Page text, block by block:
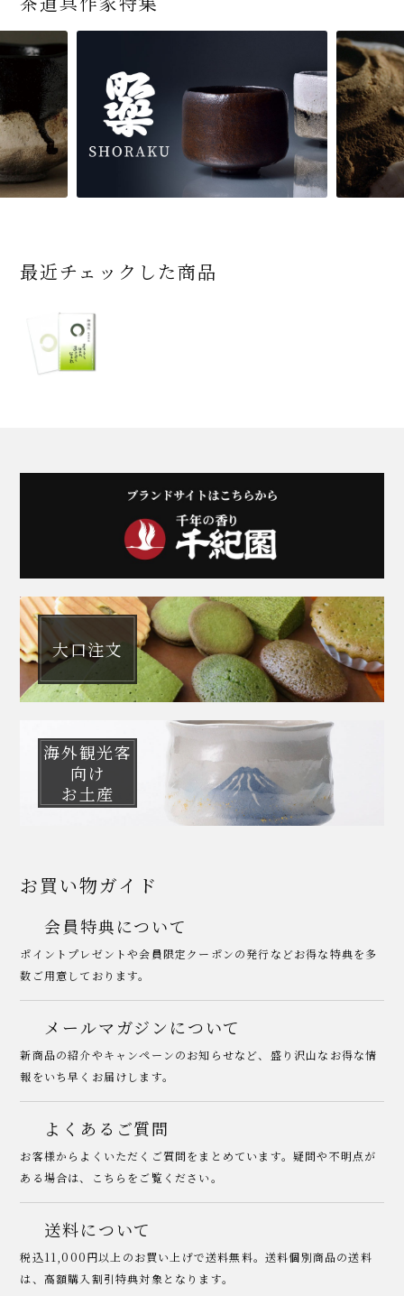
最近チェックした商品
大口注文
海外観光客
向け
お土産
お買い物ガイド
会員特典について
ポイントプレゼントや会員限定クーポンの発行などお得な特典を多
数ご用意しております。
メールマガジンについて
新商品の紹介やキャンペーンのお知らせなど、盛り沢山なお得な情
報をいち早くお届けします。
よくあるご質問
お客様からよくいただくご質問をまとめています。疑問や不明点が
ある場合は、こちらをご覧ください。
送料について
税込11,000円以上のお買い上げで送料無料。送料個別商品の送料
は、高額購入割引特典対象となります。